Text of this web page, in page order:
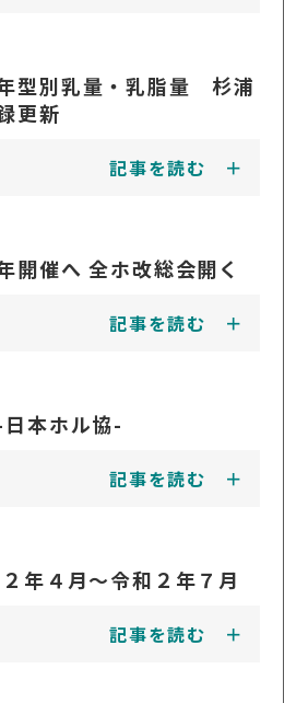
型別乳量・乳脂量 杉浦
更新
記事を読む
開催へ 全ホ改総会開く
記事を読む
本ホル協-
記事を読む
年４月～令和２年７月
記事を読む